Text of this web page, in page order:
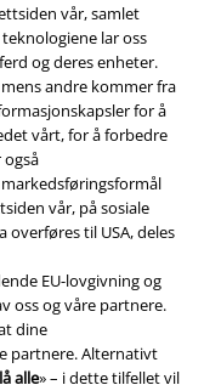
vår, samlet
lar oss
og deres enheter.
andre kommer fra
for å
vårt, for å forbedre
vår, på sosiale
til USA, deles
EU-lovgivning og
oss og våre partnere.
dine
partnere. Alternativt
alle» – i dette tilfellet vil